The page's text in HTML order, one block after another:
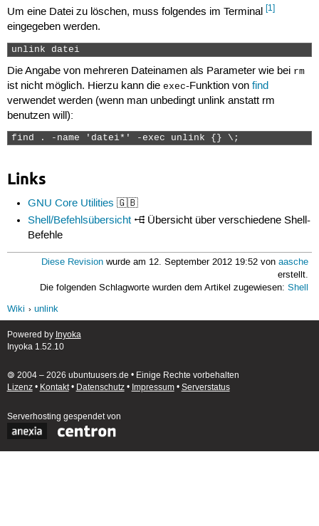
Um eine Datei zu löschen, muss folgendes im Terminal [1]
eingegeben werden.
unlink datei
Die Angabe von mehreren Dateinamen als Parameter wie bei rm
ist nicht möglich. Hierzu kann die exec-Funktion von find
verwendet werden (wenn man unbedingt unlink anstatt rm
benutzen will):
find . -name 'datei*' -exec unlink {} \;
Links
GNU Core Utilities 🇬🇧
Shell/Befehlsübersicht
Übersicht über verschiedene Shell-
Befehle
Diese Revision wurde am 12. September 2012 19:52 vonaasche
erstellt.
Die folgenden Schlagworte wurden dem Artikel zugewiesen:Shell
Wiki
unlink
Powered by Inyoka
Inyoka 1.52.10
🄯 2004 – 2026 ubuntuusers.de • Einige Rechte vorbehalten
Lizenz• Kontakt• Datenschutz• Impressum• Serverstatus
Serverhosting gespendet von